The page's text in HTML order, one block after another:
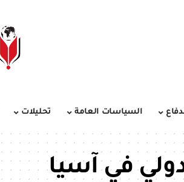
السياسات العامة تحليلات
في آسيا